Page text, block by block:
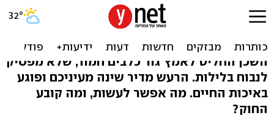
בא לשכונה חתול חדש: חיות
מחמד בבניין משותף
השכן החליט לאמץ גור כלבים חמוד, שלא מפסיק
לנבוח בלילות. הרעש מדיר שינה מעיניכם ופוגע
באיכות החיים. מה אפשר לעשות, ומה קובע
החוק?